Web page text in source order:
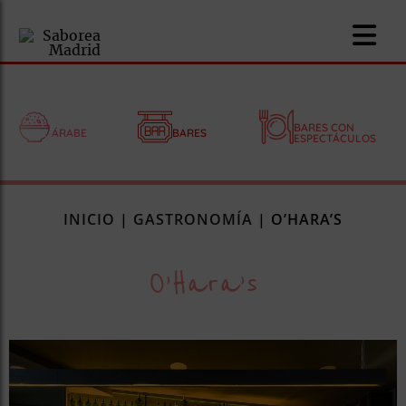
ÁRABE BARES
BARES CON
ESPECTÁCULOS
INICIO | GASTRONOMÍA | O’HARA’S
O’Hara’s